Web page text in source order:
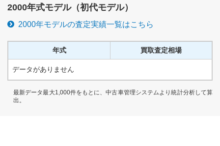
2000年式モデル（初代モデル）
2000年モデルの査定実績一覧はこちら
年式 買取査定相場
データがありません
最新データ最大1,000件をもとに、中古車管理システムより統計分析して算
出。